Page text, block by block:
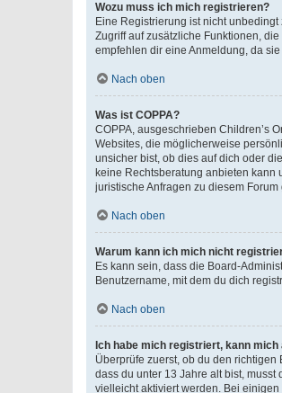
Wozu muss ich mich registrieren?
Eine Registrierung ist nicht
Zugriff auf zusätzliche Funktionen,
empfehlen dir eine Anmeldung, da
Nach oben
Was ist COPPA?
COPPA, ausgeschrieben Children’s
Websites, die möglicherweise
unsicher bist, ob dies auf dich oder
keine Rechtsberatung anbieten kann
juristische Anfragen zu diesem
Nach oben
Warum kann ich mich nicht
Es kann sein, dass die Board-
Benutzername, mit dem du dich
Nach oben
Ich habe mich registriert, kann
Überprüfe zuerst, ob du den
dass du unter 13 Jahre alt bist,
vielleicht aktiviert werden. Bei